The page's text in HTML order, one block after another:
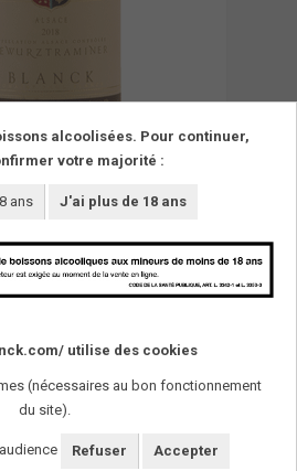
alcoolisées. Pour continuer,
votre majorité :
ans J'ai plus de 18 ans
utilise des cookies
(nécessaires au bon fonctionnement
du site).
Refuser Accepter